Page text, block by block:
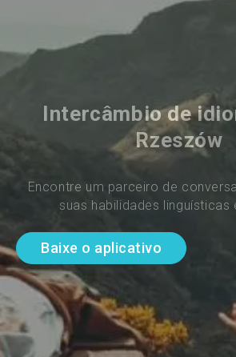
Intercâmbio de
Rzeszów
Encontre um parceiro de
suas habilidades linguísticas
Baixe o aplicativo